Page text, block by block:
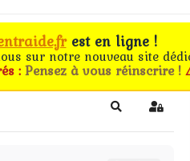
est en ligne !
sur notre nouveau site
:Pensez à vous réinscrire !
Search Sign In